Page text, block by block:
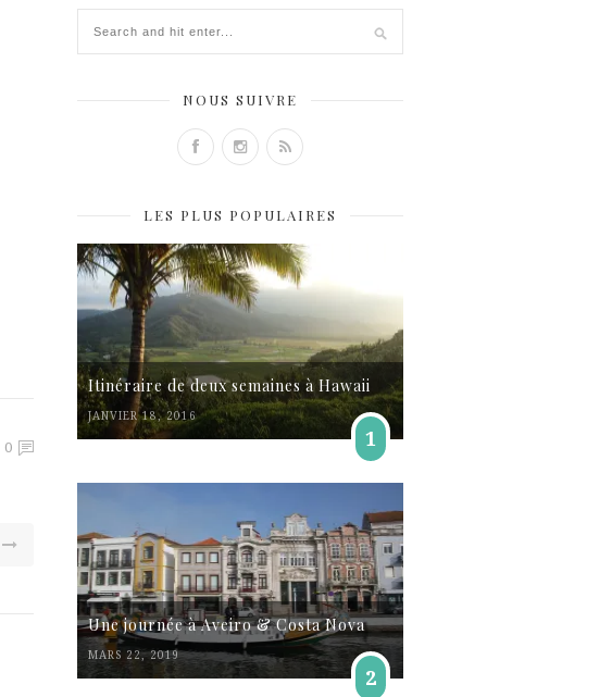
0
NOUS SUIVRE
LES PLUS POPULAIRES
Itinéraire de deux semaines à Hawaii
JANVIER 18, 2016
1
Une journée à Aveiro & Costa Nova
MARS 22, 2019
2